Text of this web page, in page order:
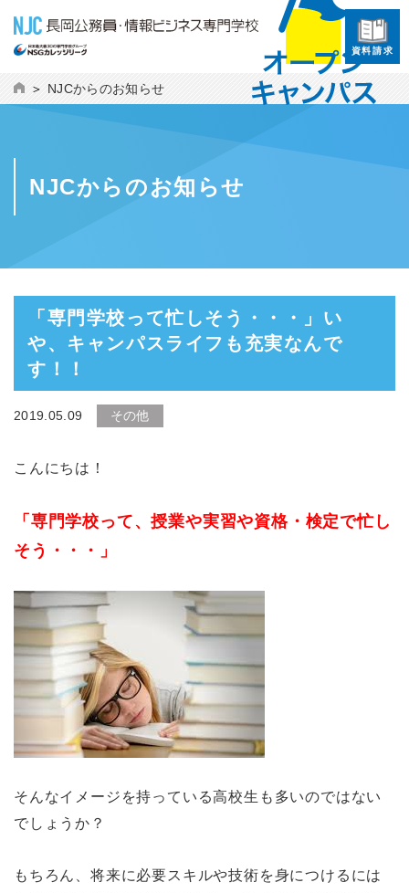
資料請求
NJCからのお知らせ
NJCからのお知らせ
「専門学校って忙しそう・・・」い
や、キャンパスライフも充実なんで
す！！
2019.05.09 その他
こんにちは！
「専門学校って、授業や実習や資格・検定で忙し
そう・・・」
そんなイメージを持っている高校生も多いのではない
でしょうか？
もちろん、将来に必要スキルや技術を身につけるには